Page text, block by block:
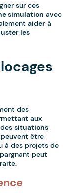
sur ces
simulation avec
aider à
les
des
aux
dessituations
être
à des projets de
peut